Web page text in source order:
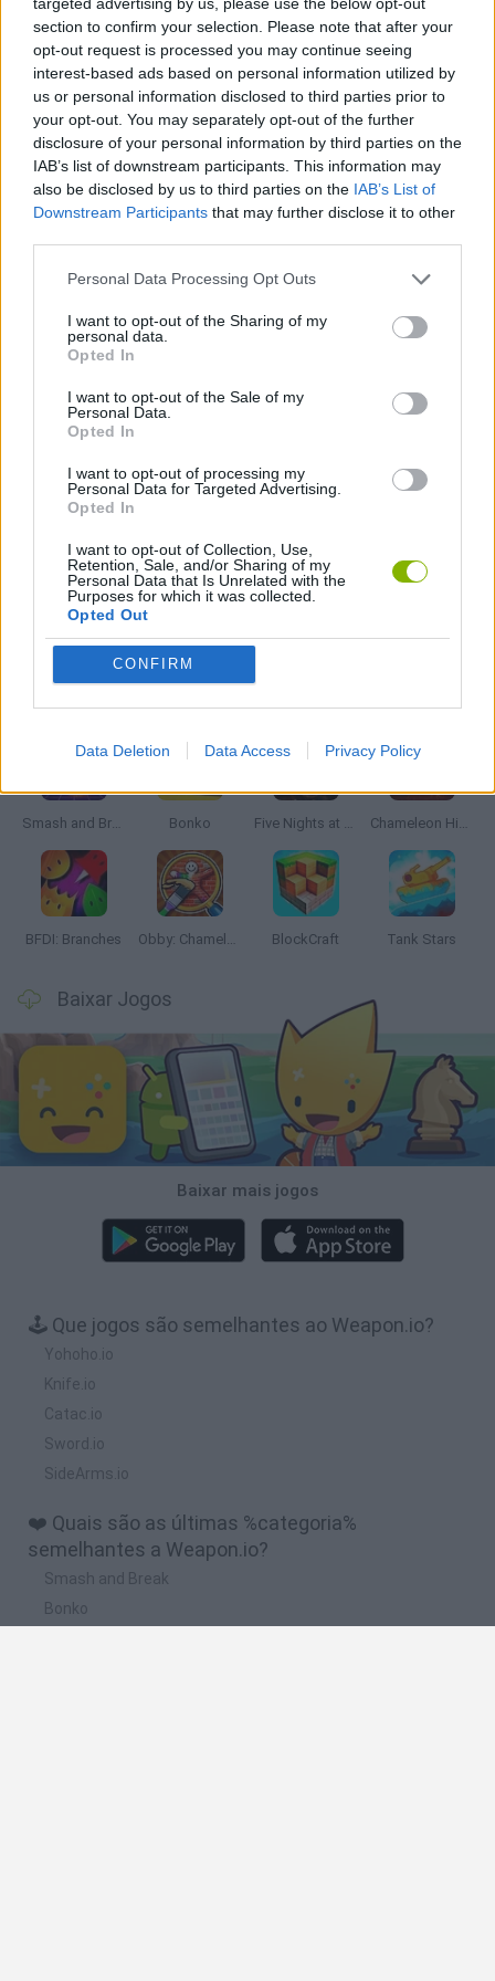
section to confirm your selection. Please note that after your
opt-out request is processed you may continue seeing
interest-based ads based on personal information utilized by
us or personal information disclosed to third parties prior to
your opt-out. You may separately opt-out of the further
disclosure of your personal information by third parties on the
IAB’s list of downstream participants. This information may
also be disclosed by us to third parties on the IAB’s List of
Downstream Participants that may further disclose it to other
Personal Data Processing Opt Outs
I want to opt-out of the Sharing of my
personal data.
Opted In
I want to opt-out of the Sale of my
Personal Data.
Opted In
I want to opt-out of processing my
Personal Data for Targeted Advertising.
Opted In
I want to opt-out of Collection, Use,
Retention, Sale, and/or Sharing of my
Personal Data that Is Unrelated with the
Purposes for which it was collected.
Opted Out
CONFIRM
Data Deletion Data Access Privacy Policy
Etiquetas
JOGOS DE AÇÃO
JOGOS DE LUTA E COMBATE
JOGOS MULTIJUGADOR
JOGOS DE ARMAS
JOGOS DE ESPADAS
JOGOS .IO
JOGOS CELULAR
JOGOS COM VIDEO GUIAS
Smash and Break Bonko Five Nights at Epstein's Chameleon Hideout
BFDI: Branches Obby: Chameleon: Paint & Hide BlockCraft Tank Stars
Baixar Jogos
Baixar mais jogos
🕹️ Que jogos são semelhantes ao Weapon.io?
Yohoho.io
Knife.io
Catac.io
Sword.io
SideArms.io
❤️ Quais são as últimas %categoria%
semelhantes a Weapon.io?
Smash and Break
Bonko